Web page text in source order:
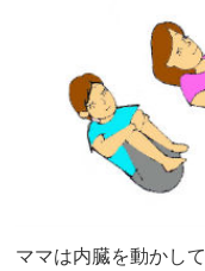
ママは内臓を動かし